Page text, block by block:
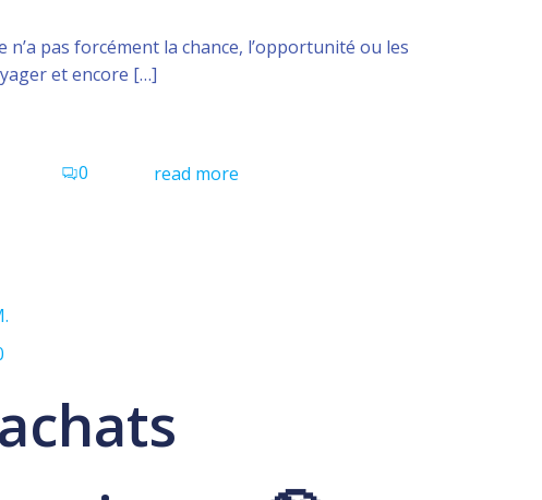
n’a pas forcément la chance, l’opportunité ou les
et encore […]
0 read more